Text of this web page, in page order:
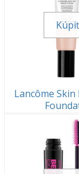
Lancôme Skin